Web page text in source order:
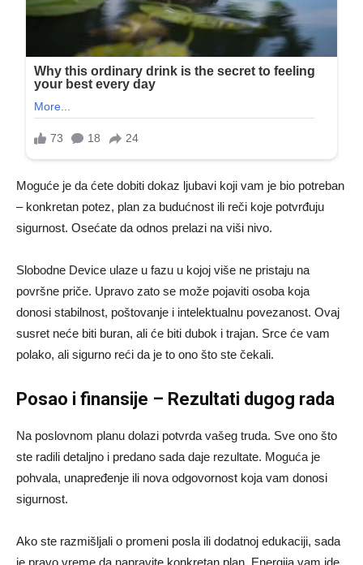
Moguće je da ćete dobiti dokaz ljubavi koji vam je bio potreban
– konkretan potez, plan za budućnost ili reči koje potvrđuju
sigurnost. Osećate da odnos prelazi na viši nivo.
Slobodne Device ulaze u fazu u kojoj više ne pristaju na
površne priče. Upravo zato se može pojaviti osoba koja
donosi stabilnost, poštovanje i intelektualnu povezanost. Ovaj
susret neće biti buran, ali će biti dubok i trajan. Srce će vam
polako, ali sigurno reći da je to ono što ste čekali.
Posao i finansije – Rezultati dugog rada
Na poslovnom planu dolazi potvrda vašeg truda. Sve ono što
ste radili detaljno i predano sada daje rezultate. Moguća je
pohvala, unapređenje ili nova odgovornost koja vam donosi
sigurnost.
Ako ste razmišljali o promeni posla ili dodatnoj edukaciji, sada
je pravo vreme da napravite konkretan plan. Energija vam ide